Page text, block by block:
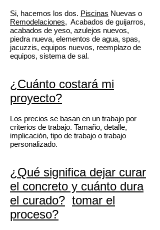
Si, hacemos los dos. Piscinas Nuevas o
Remodelaciones, Acabados de guijarros,
acabados de yeso, azulejos nuevos,
piedra nueva, elementos de agua, spas,
jacuzzis, equipos nuevos, reemplazo de
equipos, sistema de sal.
¿Cuánto costará mi
proyecto?
Los precios se basan en un trabajo por
criterios de trabajo. Tamaño, detalle,
implicación, tipo de trabajo o trabajo
personalizado.
¿Qué significa dejar curar
el concreto y cuánto dura
el curado? tomar el
proceso?